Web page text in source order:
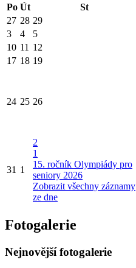
Po Út St
27 28 29
3
4 5
10 11 12
17 18 19
24 25 26
31 1
2
1
15. ročník Olympiády pro
seniory 2026
Zobrazit všechny záznamy
ze dne
Fotogalerie
Nejnovější fotogalerie